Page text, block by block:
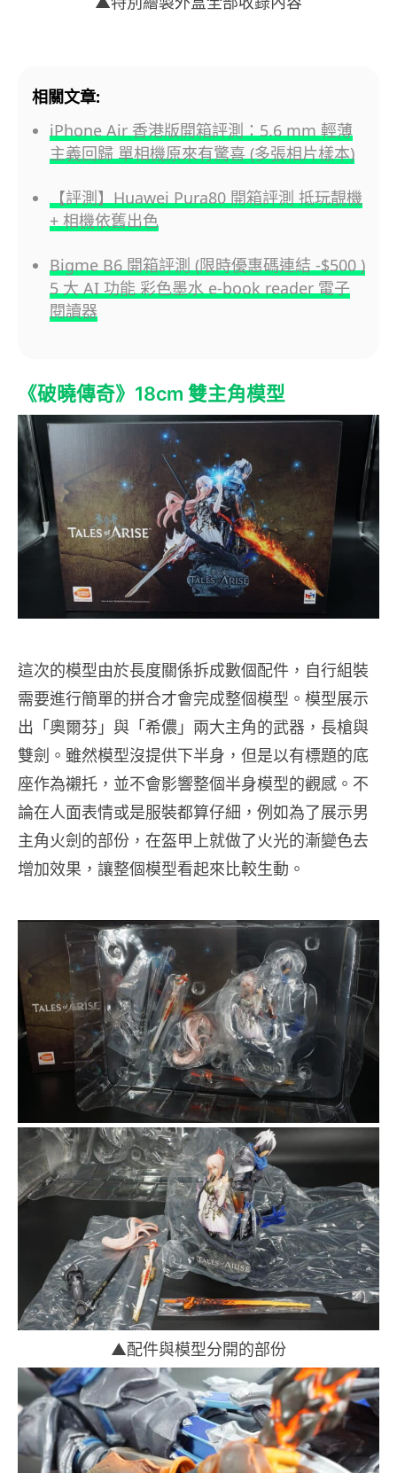
相關文章:
iPhone Air 香港版開箱評測：5.6 mm 輕薄
主義回歸 單相機原來有驚喜 (多張相片樣本)
【評測】Huawei Pura80 開箱評測 抵玩靚機
+ 相機依舊出色
Bigme B6 開箱評測 (限時優惠碼連結 -$500 )
5 大 AI 功能 彩色墨水 e-book reader 電子
閱讀器
《破曉傳奇》18cm 雙主角模型
這次的模型由於長度關係拆成數個配件，自行組裝
需要進行簡單的拼合才會完成整個模型。模型展示
出「奧爾芬」與「希儂」兩大主角的武器，長槍與
雙劍。雖然模型沒提供下半身，但是以有標題的底
座作為襯托，並不會影響整個半身模型的觀感。不
論在人面表情或是服裝都算仔細，例如為了展示男
主角火劍的部份，在盔甲上就做了火光的漸變色去
增加效果，讓整個模型看起來比較生動。
▲配件與模型分開的部份